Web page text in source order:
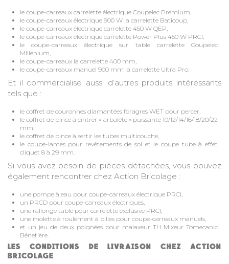
le coupe-carreaux carrelette électrique Coupelec Premium,
le coupe-carreaux électrique 900 W la carrelette Baticoup,
le coupe-carreaux électrique carrelette 450 W QEP,
le coupe-carreaux électrique carrelette Power Plus 450 W PRCI,
le coupe-carreaux électrique sur table carrelette Coupelec
Millenium,
le coupe-carreaux la carrelette 400 mm,
le coupe-carreaux manuel 900 mm la carrelette Ultra Pro.
Et il commercialise aussi d’autres produits intéressants
tels que :
le coffret de couronnes diamantées foragres WET pour percer,
le coffret de pince à cintrer « arbalète » puissante 10/12/14/16/18/20/22
mm,
le coffret de pince à sertir les tubes multicouche,
le coupe-lames pour revêtements de sol et le coupe tube à effet
cliquet 8 à 29 mm.
Si vous avez besoin de pièces détachées, vous pouvez
également rencontrer chez Action Bricolage :
une pompe à eau pour coupe-carreaux électrique PRCI,
un PRCD pour coupe-carreaux électriques,
une rallonge table pour carrelette exclusive PRCI,
une molette à roulement à billes pour coupe-carreaux manuels,
et un jeu de deux poignées pour malaxeur TH Mixeur Tomecanic
Bénetière.
LES CONDITIONS DE LIVRAISON CHEZ ACTION
BRICOLAGE